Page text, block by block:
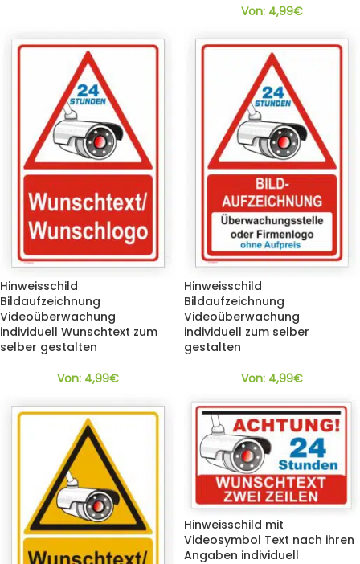
Von: 4,99€
Hinweisschild
Bildaufzeichnung
Videoüberwachung
individuell Wunschtext zum
selber gestalten
Von: 4,99€
Hinweisschild
Bildaufzeichnung
Videoüberwachung
individuell zum selber
gestalten
Von: 4,99€
Hinweisschild mit
Videosymbol Text nach ihren
Angaben individuell